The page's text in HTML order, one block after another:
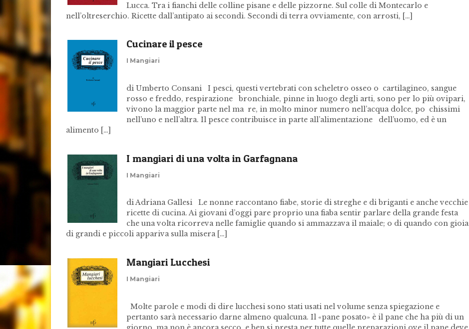
Lucca. Tra i fianchi delle colline pisane e delle pizzorne. Sul colle di Montecarlo e
nell’oltreserchio. Ricette dall’antipato ai secondi. Secondi di terra ovviamente, con arrosti, […]
Cucinare il pesce
I Mangiari
di Umberto Consani I pesci, questi vertebrati con scheletro osseo o cartilagineo, sangue
rosso e freddo, respirazione bronchiale, pinne in luogo degli arti, sono per lo più ovipari,
vivono la maggior parte nel ma re, in molto minor numero nell’acqua dolce, po chissimi
nell’uno e nell’altra. Il pesce contribuisce in parte all’alimentazione dell’uomo, ed è un
alimento […]
I mangiari di una volta in Garfagnana
I Mangiari
di Adriana Gallesi Le nonne raccontano fiabe, storie di streghe e di briganti e anche vecchie
ricette di cucina. Ai giovani d’oggi pare proprio una fiaba sentir parlare della grande festa
che una volta ricorreva nelle famiglie quando si ammazzava il maiale; o di quando con gioia
di grandi e piccoli appariva sulla misera […]
Mangiari Lucchesi
I Mangiari
Molte parole e modi di dire lucchesi sono stati usati nel volume senza spiegazione e
pertanto sarà necessario darne almeno qualcuna. Il «pane posato» è il pane che ha più di un